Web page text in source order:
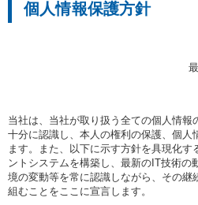
個人情報保護方針
当社は、当社が取り扱う全ての個人情報
十分に認識し、本人の権利の保護、個人
ます。また、以下に示す方針を具現化す
ントシステムを構築し、最新のIT技術の
境の変動等を常に認識しながら、その継
組むことをここに宣言します。